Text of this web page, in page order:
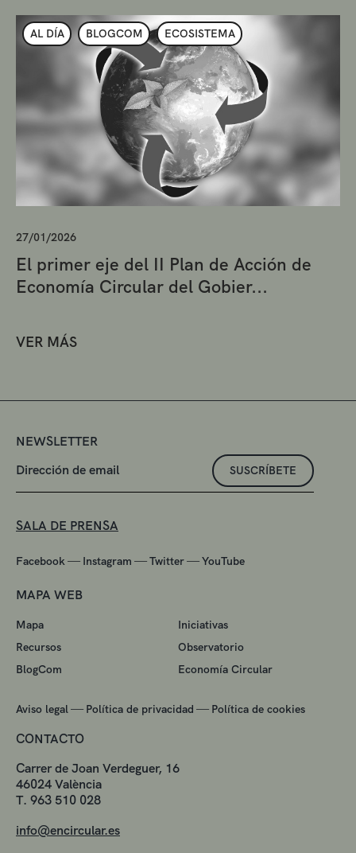
AL DÍA BLOGCOM ECOSISTEMA
27/01/2026
El primer eje del II Plan de Acción de
Economía Circular del Gobier...
VER MÁS
NEWSLETTER
SUSCRÍBETE
SALA DE PRENSA
Facebook — Instagram —Twitter—YouTube
MAPA WEB
Mapa
Iniciativas
Recursos
Observatorio
BlogCom
Economía Circular
Aviso legal — Política de privacidad — Política de cookies
CONTACTO
Carrer de Joan Verdeguer, 16
46024 València
T. 963 510 028
info@encircular.es